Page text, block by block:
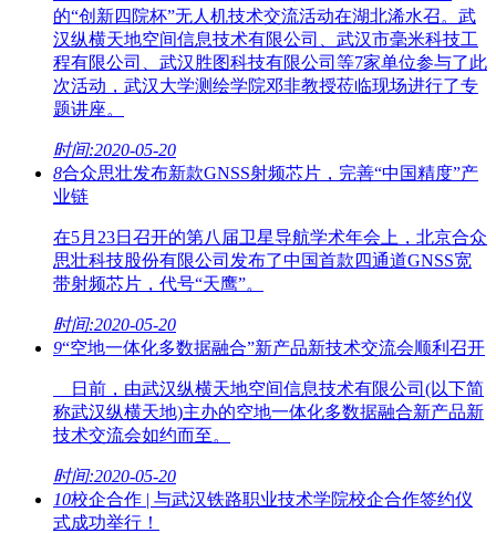
的“创新四院杯”无人机技术交流活动在湖北浠水召。武
汉纵横天地空间信息技术有限公司、武汉市毫米科技工
程有限公司、武汉胜图科技有限公司等7家单位参与了此
次活动，武汉大学测绘学院邓非教授莅临现场进行了专
题讲座。
时间:2020-05-20
8合众思壮发布新款GNSS射频芯片，完善“中国精度”产
业链
在5月23日召开的第八届卫星导航学术年会上，北京合众
思壮科技股份有限公司发布了中国首款四通道GNSS宽
带射频芯片，代号“天鹰”。
时间:2020-05-20
9“空地一体化多数据融合”新产品新技术交流会顺利召开
日前，由武汉纵横天地空间信息技术有限公司(以下简
称武汉纵横天地)主办的空地一体化多数据融合新产品新
技术交流会如约而至。
时间:2020-05-20
10校企合作 | 与武汉铁路职业技术学院校企合作签约仪
式成功举行！